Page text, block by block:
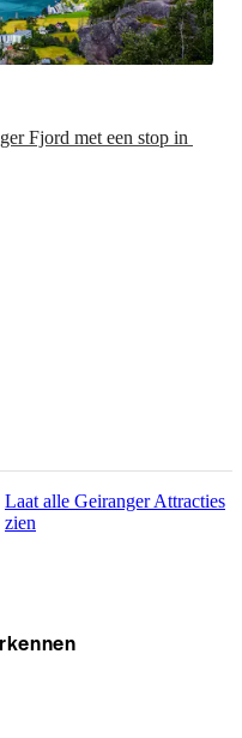
Fjord met een stop in
Laat alle Geiranger Attracties
zien